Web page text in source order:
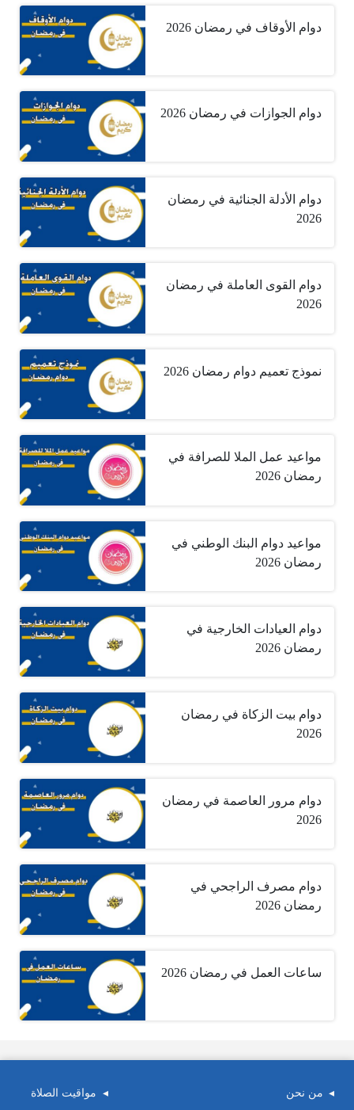
دوام الأوقاف في رمضان 2026
دوام الجوازات في رمضان 2026
دوام الأدلة الجنائية في رمضان
2026
دوام القوى العاملة في رمضان
2026
نموذج تعميم دوام رمضان 2026
مواعيد عمل الملا للصرافة في
رمضان 2026
مواعيد دوام البنك الوطني في
رمضان 2026
دوام العيادات الخارجية في
رمضان 2026
دوام بيت الزكاة في رمضان
2026
دوام مرور العاصمة في رمضان
2026
دوام مصرف الراجحي في
رمضان 2026
ساعات العمل في رمضان 2026
من نحن مواقيت الصلاة